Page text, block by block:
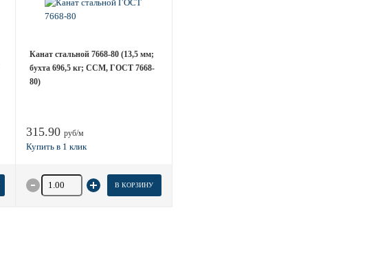
Канат стальной 7668-80 (13,5 мм;
бухта 696,5 кг; ССМ, ГОСТ 7668-
80)
315.90 руб/м
Количество товара В КОРЗИНУ